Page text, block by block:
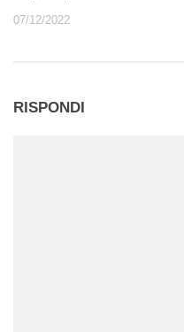
07/12/2022
RISPONDI